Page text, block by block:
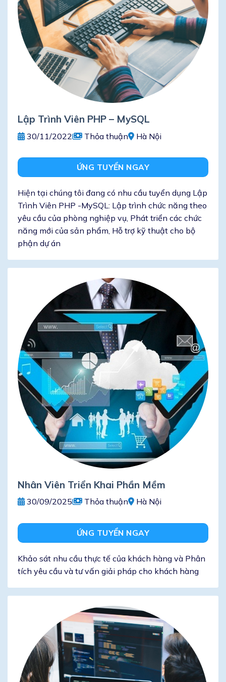
Lập Trình Viên PHP – MySQL
30/11/2022 Thỏa thuận Hà Nội
ỨNG TUYỂN NGAY
Hiện tại chúng tôi đang có nhu cầu tuyển dụng Lập
Trình Viên PHP -MySQL: Lập trình chức năng theo
yêu cầu của phòng nghiệp vụ, Phát triển các chức
năng mới của sản phẩm, Hỗ trợ kỹ thuật cho bộ
phận dự án
Nhân Viên Triển Khai Phần Mềm
30/09/2025 Thỏa thuận Hà Nội
ỨNG TUYỂN NGAY
Khảo sát nhu cầu thực tế của khách hàng và Phân
tích yêu cầu và tư vấn giải pháp cho khách hàng